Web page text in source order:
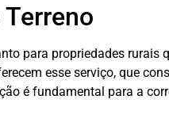
para propriedades rurais
esse serviço, que
é fundamental para a